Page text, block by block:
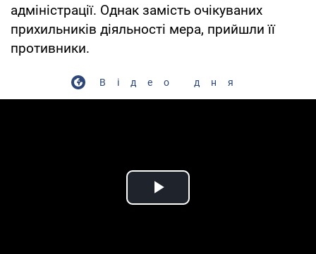
адміністрації. Однак замість очікуваних
прихильників діяльності мера, прийшли її
противники.
Відео дня
Play Video